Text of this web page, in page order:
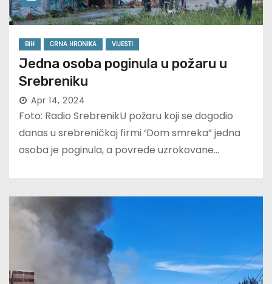
BIH CRNA HRONIKA VIJESTI
Jedna osoba poginula u požaru u
Srebreniku
Apr 14, 2024
Foto: Radio SrebrenikU požaru koji se dogodio
danas u srebreničkoj firmi ‘Dom smreka” jedna
osoba je poginula, a povrede uzrokovane…